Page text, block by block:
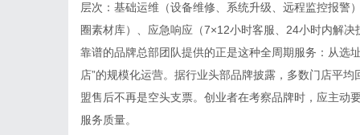
层次：基础运维（设备维修、系统升级、远程监控报警
圈素材库）、应急响应（7×12小时客服、24小时内解决
靠谱的品牌总部团队提供的正是这种全周期服务：从选
店”的规模化运营。据行业头部品牌披露，多数门店平
盟售后不再是空头支票。创业者在考察品牌时，应主动
服务质量。